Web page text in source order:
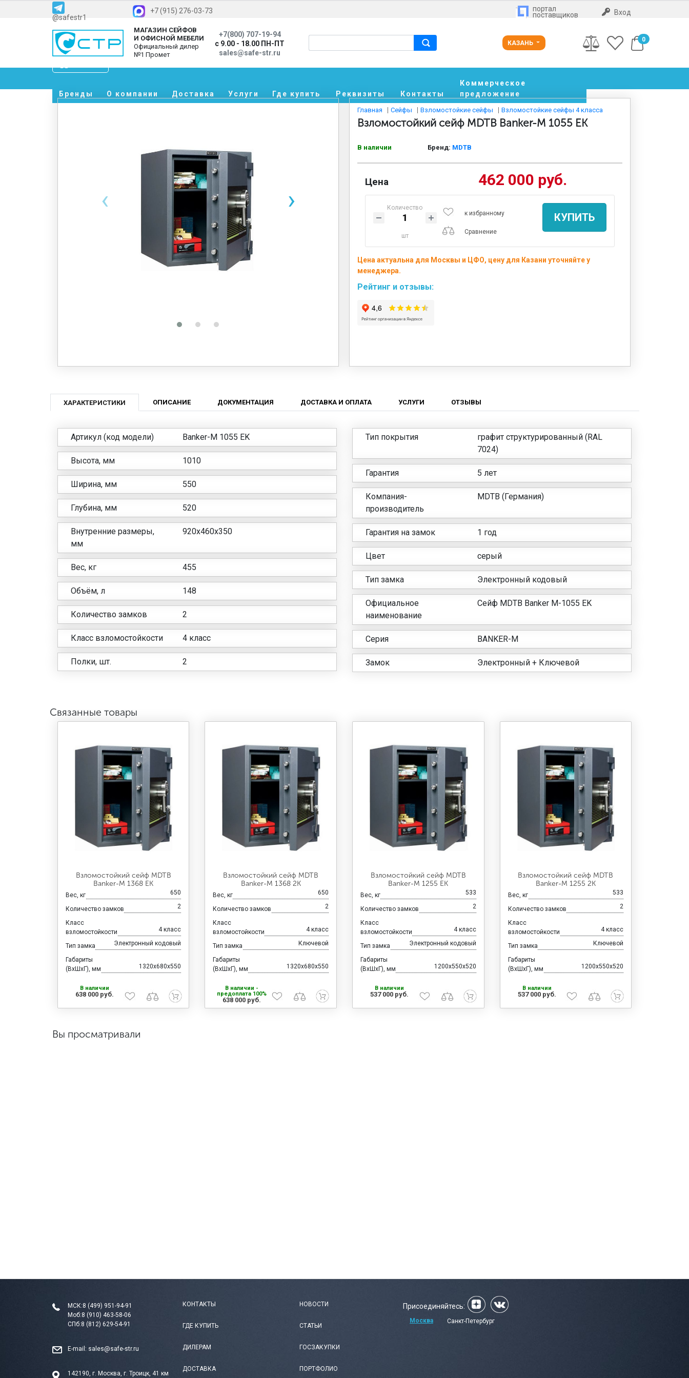
@safestr1
+7 (915) 276-03-73 портал
поставщиков Вход
МАГАЗИН СЕЙФОВ
И ОФИСНОЙ МЕБЕЛИ
Официальный дилер
№1 Промет
+7(800) 707-19-94
с 9.00 - 18.00 ПН-ПТ
sales@safe-str.ru
КАЗАНЬ 0
Бренды О компании Доставка Услуги Где купить Реквизиты Контакты
Коммерческое
предложение
‹ ›
Главная Сейфы Взломостойкие сейфы Взломостойкие сейфы 4 класса
Взломостойкий сейф MDTB Banker-M 1055 EK
В наличии Бренд: MDTB
Цена 462 000 руб.
Количество
шт
к избранному
Сравнение
КУПИТЬ
Цена актуальна для Москвы и ЦФО, цену для Казани уточняйте у
менеджера.
Рейтинг и отзывы:
ХАРАКТЕРИСТИКИ ОПИСАНИЕ ДОКУМЕНТАЦИЯ ДОСТАВКА И ОПЛАТА УСЛУГИ ОТЗЫВЫ
Артикул (код модели) Banker-M 1055 EK
Высота, мм 1010
Ширина, мм 550
Глубина, мм 520
Внутренние размеры,
мм
920x460x350
Вес, кг 455
Объём, л 148
Количество замков 2
Класс взломостойкости 4 класс
Полки, шт. 2
Тип покрытия
графит структурированный (RAL
7024)
Гарантия 5 лет
Компания-
производитель
MDTB (Германия)
Гарантия на замок 1 год
Цвет серый
Тип замка Электронный кодовый
Официальное
наименование
Сейф MDTB Banker M-1055 EK
Серия BANKER-M
Замок Электронный + Ключевой
Связанные товары
Взломостойкий сейф MDTB
Banker-M 1368 EK
Вес, кг 650
Количество замков 2
Класс
взломостойкости
4 класс
Тип замка Электронный кодовый
Габариты
(ВхШхГ), мм
1320x680x550
В наличии
638 000 руб.
Взломостойкий сейф MDTB
Banker-M 1368 2K
Вес, кг 650
Количество замков 2
Класс
взломостойкости
4 класс
Тип замка Ключевой
Габариты
(ВхШхГ), мм
1320x680x550
В наличии -
предоплата 100%
638 000 руб.
Взломостойкий сейф MDTB
Banker-M 1255 EK
Вес, кг 533
Количество замков 2
Класс
взломостойкости
4 класс
Тип замка Электронный кодовый
Габариты
(ВхШхГ), мм
1200x550x520
В наличии
537 000 руб.
Взломостойкий сейф MDTB
Banker-M 1255 2K
Вес, кг 533
Количество замков 2
Класс
взломостойкости
4 класс
Тип замка Ключевой
Габариты
(ВхШхГ), мм
1200x550x520
В наличии
537 000 руб.
Вы просматривали
МСК:8 (499) 951-94-91
Моб:8 (910) 463-58-06
СПб:8 (812) 629-54-91
E-mail: sales@safe-str.ru
142190, г. Москва, г. Троицк, 41 км
КОНТАКТЫ
ГДЕ КУПИТЬ
ДИЛЕРАМ
ДОСТАВКА
НОВОСТИ
СТАТЬИ
ГОСЗАКУПКИ
ПОРТФОЛИО
Присоединяйтесь:
Москва Санкт-Петербург